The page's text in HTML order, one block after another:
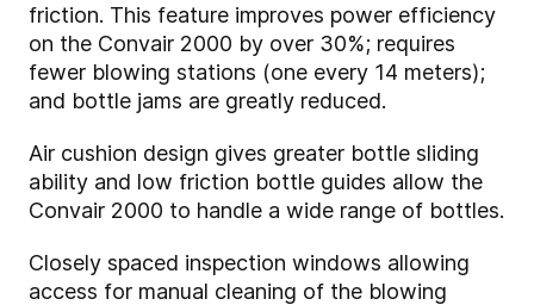
friction. This feature improves power efficiency
on the Convair 2000 by over 30%; requires
fewer blowing stations (one every 14 meters);
and bottle jams are greatly reduced.
Air cushion design gives greater bottle sliding
ability and low friction bottle guides allow the
Convair 2000 to handle a wide range of bottles.
Closely spaced inspection windows allowing
access for manual cleaning of the blowing